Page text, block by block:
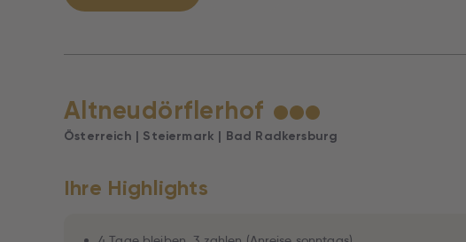
Altneudörflerhof ★★★
Österreich | Steiermark | Bad Radkersburg
Ihre Highlights